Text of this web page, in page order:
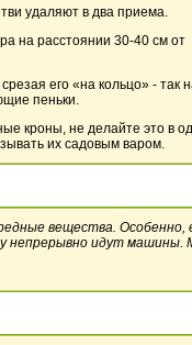
удаляют в два приема.
на расстоянии 30-40 см
его «на кольцо» -
пеньки.
кроны, не делайте это в
их садовым варом.
вещества.
непрерывно идут машины.